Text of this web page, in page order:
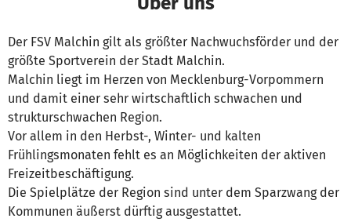
Der FSV Malchin gilt als größter Nachwuchsförder und der
größte Sportverein der Stadt Malchin.
Malchin liegt im Herzen von Mecklenburg-Vorpommern
und damit einer sehr wirtschaftlich schwachen und
strukturschwachen Region.
Vor allem in den Herbst-, Winter- und kalten
Frühlingsmonaten fehlt es an Möglichkeiten der aktiven
Freizeitbeschäftigung.
Die Spielplätze der Region sind unter dem Sparzwang der
Kommunen äußerst dürftig ausgestattet.